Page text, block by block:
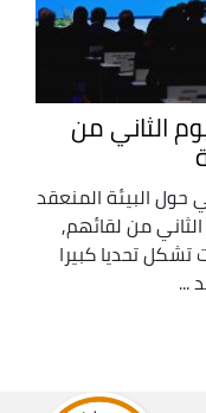
الثاني من
البيئة المنعقد
من لقائهم,
تحديا كبيرا